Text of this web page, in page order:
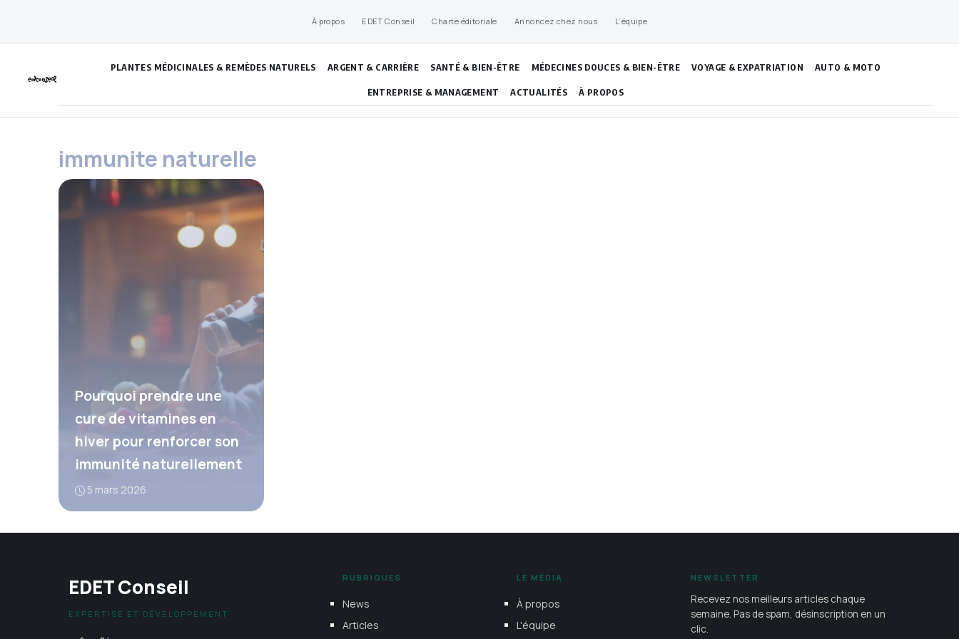
contenu
À propos EDET Conseil Charte éditoriale Annoncez chez nous L’équipe
PLANTES MÉDICINALES & REMÈDES NATURELS ARGENT & CARRIÈRE SANTÉ & BIEN-ÊTRE MÉDECINES DOUCES & BIEN-ÊTRE VOYAGE & EXPATRIATION AUTO & MOTO
ENTREPRISE & MANAGEMENT ACTUALITÉS À PROPOS
immunite naturelle
Pourquoi prendre une
cure de vitamines en
hiver pour renforcer son
immunité naturellement
5 mars 2026
EDET Conseil
EXPERTISE ET DÉVELOPPEMENT
RUBRIQUES
News
Articles
LE MÉDIA
À propos
L'équipe
NEWSLETTER
Recevez nos meilleurs articles chaque
semaine. Pas de spam, désinscription en un
clic.